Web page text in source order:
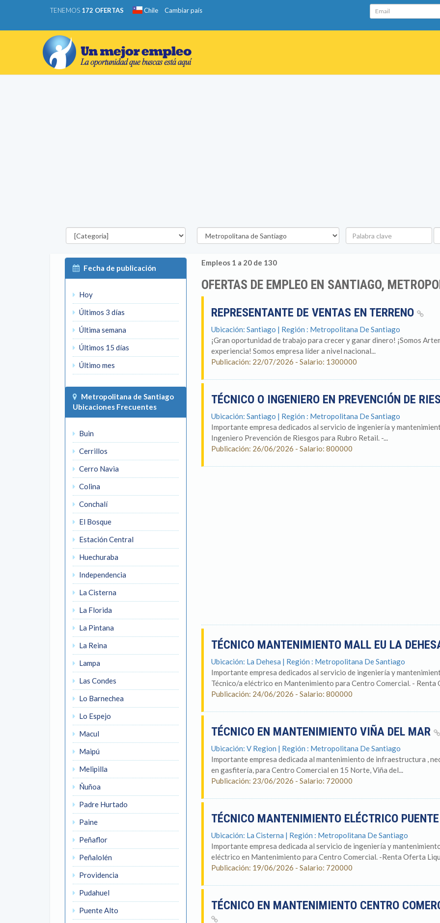
TENEMOS 172 OFERTAS Chile Cambiar país Email
Categorías Región
Palabra
clave
Fecha de publicación
Hoy
Últimos 3 días
Última semana
Últimos 15 días
Último mes
Metropolitana de Santiago
Ubicaciones Frecuentes
Buin
Cerrillos
Cerro Navia
Colina
Conchalí
El Bosque
Estación Central
Huechuraba
Independencia
La Cisterna
La Florida
La Pintana
La Reina
Lampa
Las Condes
Lo Barnechea
Lo Espejo
Macul
Maipú
Melipilla
Ñuñoa
Padre Hurtado
Paine
Peñaflor
Peñalolén
Providencia
Pudahuel
Puente Alto
Empleos 1 a 20 de 130
OFERTAS DE EMPLEO EN SANTIAGO,
REPRESENTANTE DE VENTAS EN TERRENO
Ubicación: Santiago | Región : Metropolitana De Santiago
¡Gran oportunidad de trabajo para crecer y ganar dinero! ¡Somos
experiencia! Somos empresa líder a nivel nacional...
Publicación: 22/07/2026 - Salario: 1300000
TÉCNICO O INGENIERO EN PREVENCIÓN DE
Ubicación: Santiago | Región : Metropolitana De Santiago
Importante empresa dedicados al servicio de ingeniería y
Ingeniero Prevención de Riesgos para Rubro Retail. -...
Publicación: 26/06/2026 - Salario: 800000
TÉCNICO MANTENIMIENTO MALL EU LA
Ubicación: La Dehesa | Región : Metropolitana De Santiago
Importante empresa dedicados al servicio de ingeniería y
Técnico/a eléctrico en Mantenimiento para Centro Comercial. - Renta
Publicación: 24/06/2026 - Salario: 800000
TÉCNICO EN MANTENIMIENTO VIÑA DEL MAR
Ubicación: V Region | Región : Metropolitana De Santiago
Importante empresa dedicada al mantenimiento de infraestructura ,
en gasfitería, para Centro Comercial en 15 Norte, Viña del...
Publicación: 23/06/2026 - Salario: 720000
TÉCNICO MANTENIMIENTO ELÉCTRICO
Ubicación: La Cisterna | Región : Metropolitana De Santiago
Importante empresa dedicada al servicio de ingeniería y
eléctrico en Mantenimiento para Centro Comercial. -Renta Oferta
Publicación: 19/06/2026 - Salario: 720000
TÉCNICO EN MANTENIMIENTO CENTRO